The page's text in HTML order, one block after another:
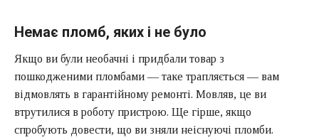
Немає пломб, яких і не було
Якщо ви були необачні і придбали товар з
пошкодженими пломбами — таке трапляється — вам
відмовлять в гарантійному ремонті. Мовляв, це ви
втрутилися в роботу пристрою. Ще гірше, якщо
спробують довести, що ви зняли неіснуючі пломби.